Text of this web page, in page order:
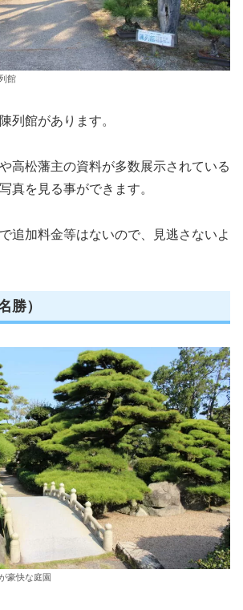
館
列館があります。
高松藩主の資料が多数展示されている
真を見る事ができます。
追加料金等はないので、見逃さないよ
勝）
豪快な庭園